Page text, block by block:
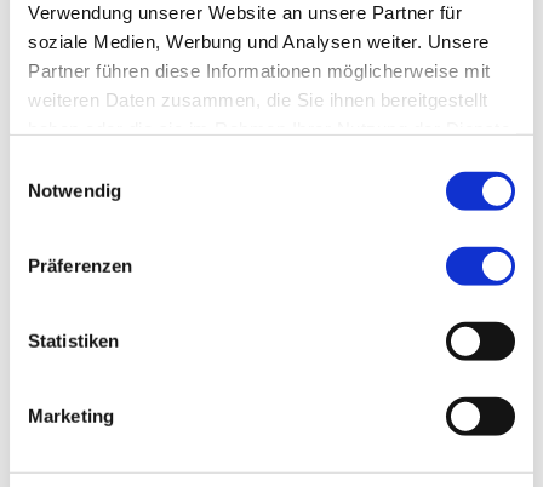
Verwendung unserer Website an unsere Partner für
soziale Medien, Werbung und Analysen weiter. Unsere
Partner führen diese Informationen möglicherweise mit
weiteren Daten zusammen, die Sie ihnen bereitgestellt
Notwendig
Präferenzen
Statistiken
Marketing
Interessante
Links
Stadtverwaltung